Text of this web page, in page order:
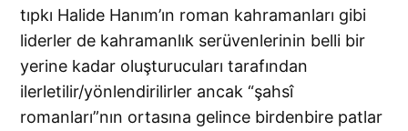
tıpkı Halide Hanım’ın roman kahramanları gibi
liderler de kahramanlık serüvenlerinin belli bir
yerine kadar oluşturucuları tarafından
ilerletilir/yönlendirilirler ancak “şahsî
romanları”nın ortasına gelince birdenbire patlar